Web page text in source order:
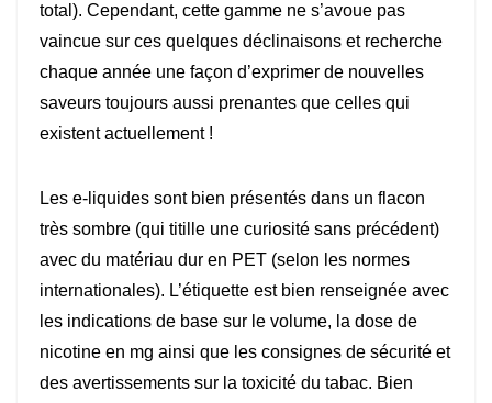
total). Cependant, cette gamme ne s’avoue pas
vaincue sur ces quelques déclinaisons et recherche
chaque année une façon d’exprimer de nouvelles
saveurs toujours aussi prenantes que celles qui
existent actuellement !
Les e-liquides sont bien présentés dans un flacon
très sombre (qui titille une curiosité sans précédent)
avec du matériau dur en PET (selon les normes
internationales). L’étiquette est bien renseignée avec
les indications de base sur le volume, la dose de
nicotine en mg ainsi que les consignes de sécurité et
des avertissements sur la toxicité du tabac. Bien